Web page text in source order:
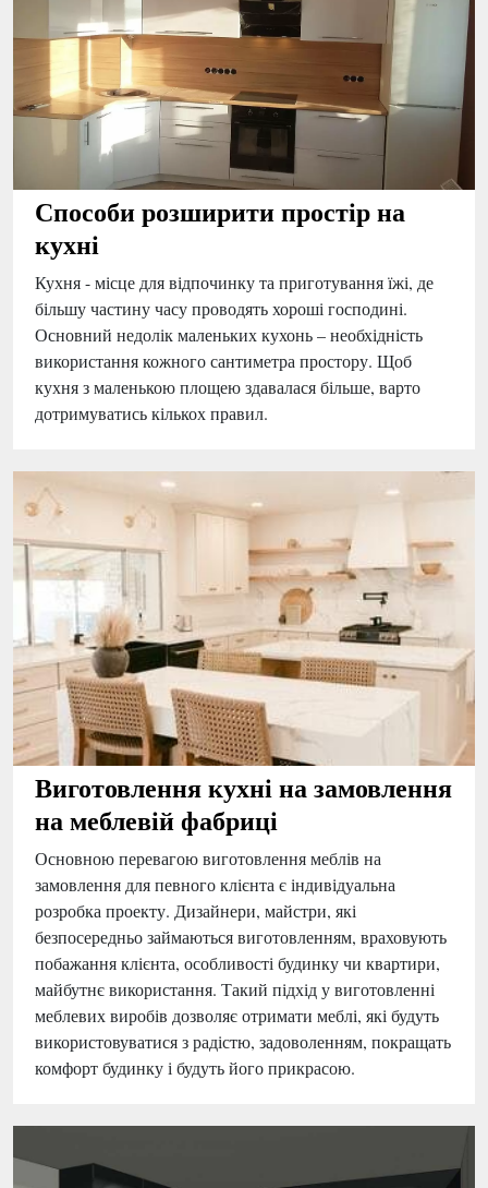
Способи розширити простір на
кухні
Кухня - місце для відпочинку та приготування їжі, де
більшу частину часу проводять хороші господині.
Основний недолік маленьких кухонь – необхідність
використання кожного сантиметра простору. Щоб
кухня з маленькою площею здавалася більше, варто
дотримуватись кількох правил.
Виготовлення кухні на замовлення
на меблевій фабриці
Основною перевагою виготовлення меблів на
замовлення для певного клієнта є індивідуальна
розробка проекту. Дизайнери, майстри, які
безпосередньо займаються виготовленням, враховують
побажання клієнта, особливості будинку чи квартири,
майбутнє використання. Такий підхід у виготовленні
меблевих виробів дозволяє отримати меблі, які будуть
використовуватися з радістю, задоволенням, покращать
комфорт будинку і будуть його прикрасою.